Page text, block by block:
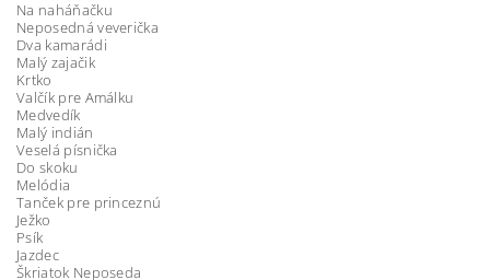
Na naháňačku
Neposedná veverička
Dva kamarádi
Malý zajačik
Krtko
Valčík pre Amálku
Medvedík
Malý indián
Veselá písnička
Do skoku
Melódia
Tanček pre princeznú
Ježko
Psík
Jazdec
Škriatok Neposeda